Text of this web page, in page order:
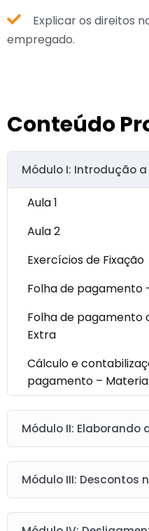
Explicar os direitos
empregado.
Conteúdo
Módulo I: Introdução
Aula 1
Aula 2
Exercícios de Fixação
Folha de pagamento
Folha de pagamento
Extra
Cálculo e
pagamento –
Módulo II:
Módulo III: Descontos